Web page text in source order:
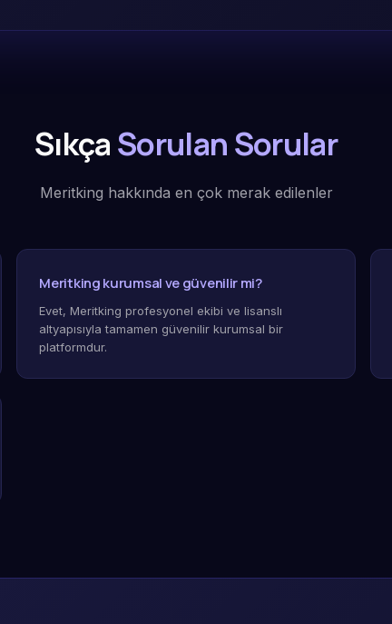
SıkçaSorulan Sorular
Meritking hakkında en çok merak edilenler
Meritking kurumsal ve güvenilir mi?
Evet, Meritking profesyonel ekibi ve lisanslı
altyapısıyla tamamen güvenilir kurumsal bir
platformdur.